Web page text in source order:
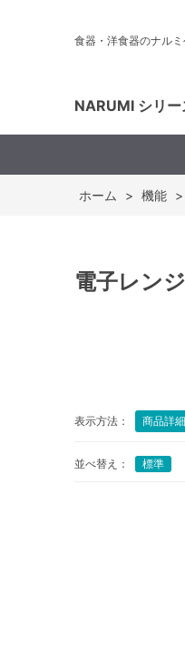
食器・洋食器のナル
NARUMI シリ
ホーム > 機能 >
電子レン
表示方法： 商品詳細
並べ替え： 標準